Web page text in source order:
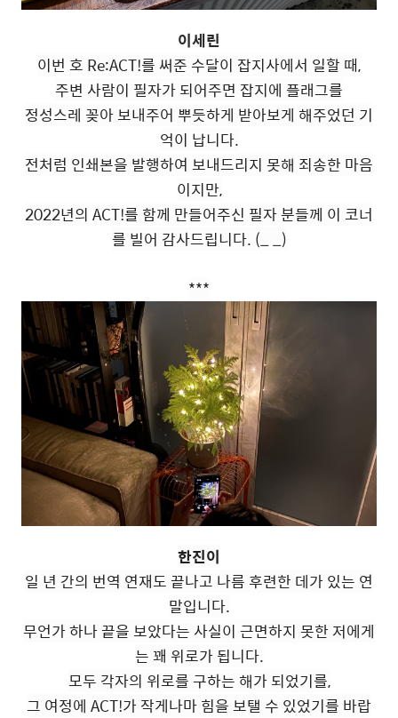
이세린
이번 호 Re:ACT!를 써준 수달이 잡지사에서 일할 때,
주변 사람이 필자가 되어주면 잡지에 플래그를
정성스레 꽂아 보내주어 뿌듯하게 받아보게 해주었던 기
억이 납니다.
전처럼 인쇄본을 발행하여 보내드리지 못해 죄송한 마음
이지만,
2022년의 ACT!를 함께 만들어주신 필자 분들께 이 코너
를 빌어 감사드립니다. (_ _)
***
한진이
일 년 간의 번역 연재도 끝나고 나름 후련한 데가 있는 연
말입니다.
무언가 하나 끝을 보았다는 사실이 근면하지 못한 저에게
는 꽤 위로가 됩니다.
모두 각자의 위로를 구하는 해가 되었기를,
그 여정에 ACT!가 작게나마 힘을 보탤 수 있었기를 바랍